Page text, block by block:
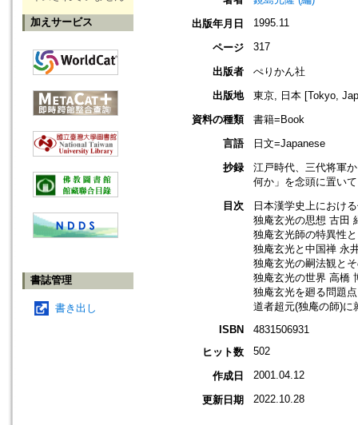
加えサービス
書誌管理
書き出し
出版年月日
1995.11
ページ 317
出版者
ぺりかん社
出版地
東京, 日本 [Tokyo,
資料の種類
書籍=Book
言語
日文=Japanese
抄録
江戸時代、三代将軍
何か」を念頭に置い
目次
日本漢学史上におけ
独庵玄光の思想 古田
独庵玄光師の特異性
独庵玄光と中国禅 永
独庵玄光の嗣法観と
独庵玄光の世界 高橋
独庵玄光を廻る問題
道者超元(独庵の師)に
ISBN
4831506931
ヒット数
502
作成日 2001.04.12
更新日期 2022.10.28